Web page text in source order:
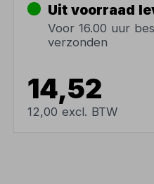
Uit voorraad
Voor 16.00 uur
verzonden
14,52
12,00 excl. BTW